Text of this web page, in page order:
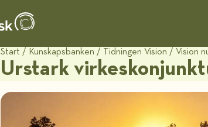
Start / Kunskapsbanken / Tidningen Vision / Vision
Urstark